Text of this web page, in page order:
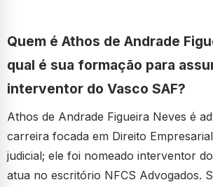
Quem é Athos de Andrade
qual é sua formação para
interventor do Vasco SAF?
Athos de Andrade Figueira Neves é
carreira focada em Direito
judicial; ele foi nomeado interventor
atua no escritório NFCS Advogados.